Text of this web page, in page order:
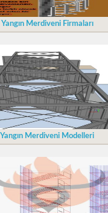
Yangın Merdiveni Firmaları
Yangın Merdiveni Modelleri